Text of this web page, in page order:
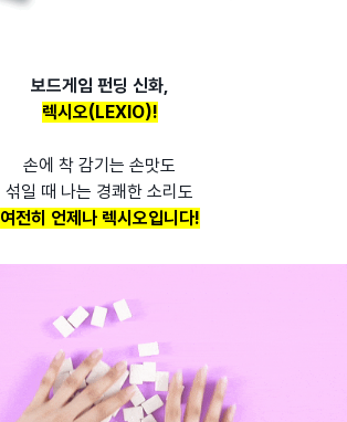
보드게임 펀딩 신화,
렉시오(LEXIO)!
손에 착 감기는 손맛도
섞일 때 나는 경쾌한 소리도
여전히 언제나 렉시오입니다!